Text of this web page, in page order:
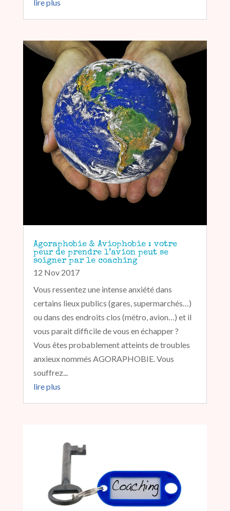
lire plus
Agoraphobie & Aviophobie : votre
peur de prendre l’avion peut se
soigner par le coaching
12 Nov 2017
Vous ressentez une intense anxiété dans
certains lieux publics (gares, supermarchés…)
ou dans des endroits clos (métro, avion…) et il
vous parait difficile de vous en échapper ?
Vous êtes probablement atteints de troubles
anxieux nommés AGORAPHOBIE. Vous
souffrez...
lire plus